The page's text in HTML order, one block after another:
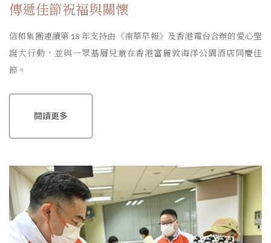
傳遞佳節祝福與關懷
信和集團連續第 18 年支持由《南華早報》及香港電台合辦的愛心聖
誕大行動，並與一眾基層兒童在香港富麗敦海洋公園酒店同慶佳
節。
閱讀更多